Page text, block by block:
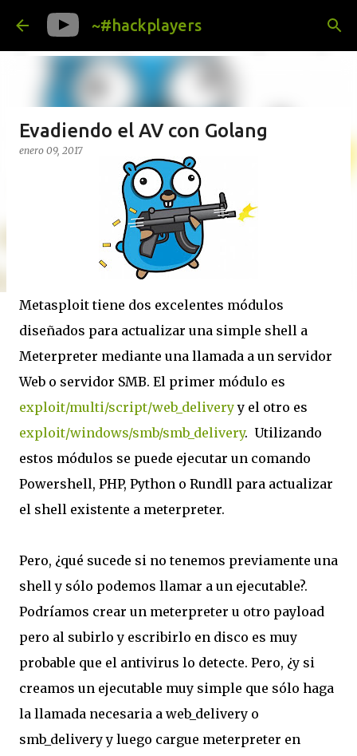
Ir al contenido principal
~#hackplayers
Evadiendo el AV con Golang
enero 09, 2017
Metasploit tiene dos excelentes módulos
diseñados para actualizar una simple shell a
Meterpreter mediante una llamada a un servidor
Web o servidor SMB. El primer módulo es
exploit/multi/script/web_deliveryy el otro es
exploit/windows/smb/smb_delivery. Utilizando
estos módulos se puede ejecutar un comando
Powershell, PHP, Python o Rundll para actualizar
el shell existente a meterpreter.
Pero, ¿qué sucede si no tenemos previamente una
shell y sólo podemos llamar a un ejecutable?.
Podríamos crear un meterpreter u otro payload
pero al subirlo y escribirlo en disco es muy
probable que el antivirus lo detecte. Pero, ¿y si
creamos un ejecutable muy simple que sólo haga
la llamada necesaria a web_delivery o
smb_delivery y luego cargue meterpreter en